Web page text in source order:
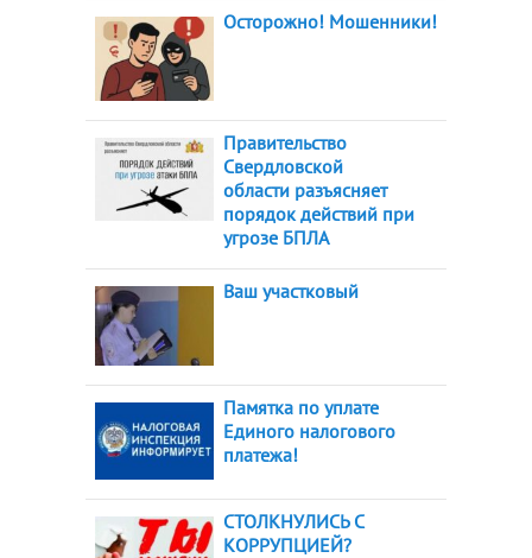
Осторожно! Мошенники!
Правительство
Свердловской
области разъясняет
порядок действий при
угрозе БПЛА
Ваш участковый
Памятка по уплате
Единого налогового
платежа!
СТОЛКНУЛИСЬ С
КОРРУПЦИЕЙ?